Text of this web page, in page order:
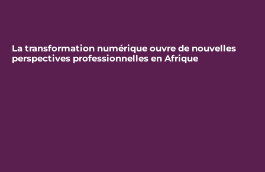
La transformation numérique ouvre de nouvelles
perspectives professionnelles en Afrique